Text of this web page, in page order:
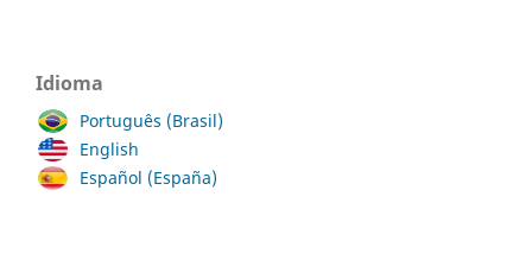
Idioma
Português (Brasil)
English
Español (España)